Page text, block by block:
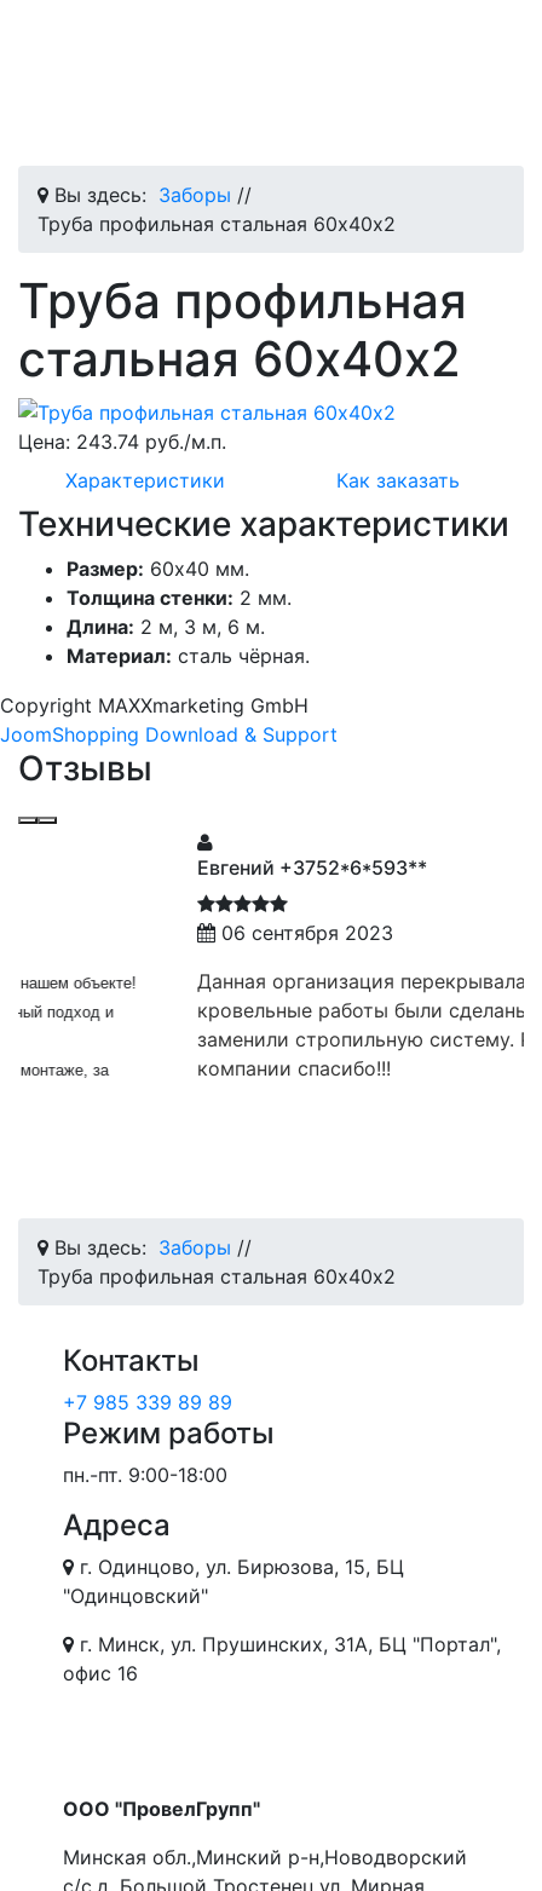
Вы здесь: Заборы //
Труба профильная стальная 60х40x2
Труба профильная
стальная 60х40x2
Цена: 243.74 руб./м.п.
Характеристики
Как заказать
Технические характеристики
Размер: 60х40 мм.
Толщина стенки: 2 мм.
Длина: 2 м, 3 м, 6 м.
Материал: сталь чёрная.
Copyright MAXXmarketing GmbH
JoomShopping Download & Support
Отзывы
Евгений +3752*6*593**
06 сентября 2023
Данная организация перекрывала крышу,
кровельные работы были сделаны
заменили стропильную систему. Руководству
компании спасибо!!!
Вы здесь: Заборы //
Труба профильная стальная 60х40x2
Контакты
+7 985 339 89 89
Режим работы
пн.-пт. 9:00-18:00
Адреса
г. Одинцово, ул. Бирюзова, 15, БЦ
"Одинцовский"
г. Минск, ул. Прушинских, 31А, БЦ "Портал",
офис 16
ООО "ПровелГрупп"
Минская обл.,Минский р-н,Новодворский
с/с,д. Большой Тростенец,ул. Мирная,